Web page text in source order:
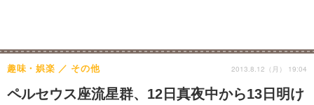
ペルセウス座流星群、12日真夜中から13日明け
趣味・娯楽 その他 2013.8.12（月） 19:04